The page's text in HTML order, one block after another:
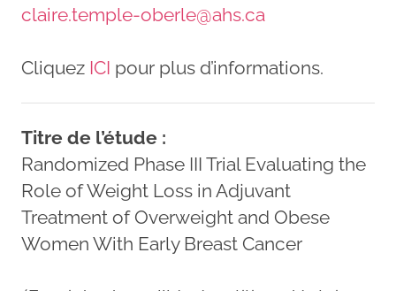
claire.temple-oberle@ahs.ca
Cliquez ICI pour plus d’informations.
Titre de l’étude :
Randomized Phase III Trial Evaluating the
Role of Weight Loss in Adjuvant
Treatment of Overweight and Obese
Women With Early Breast Cancer